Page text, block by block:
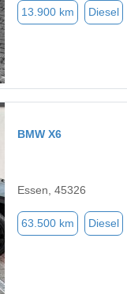
13.900 km Diesel
BMW X6
Essen, 45326
63.500 km Diesel